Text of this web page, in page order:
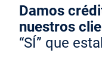
Damos
nuestros
“SÍ” que